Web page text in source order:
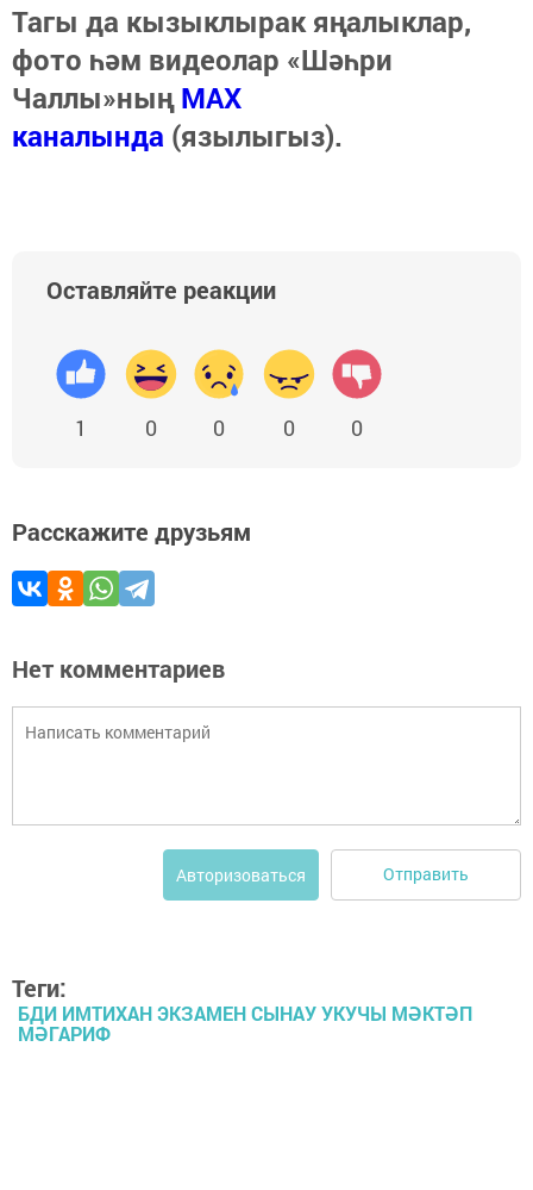
Тагы да кызыклырак яңалыклар,
фото һәм видеолар «Шәһри
Чаллы»ныңMAX
каналында (язылыгыз).
Оставляйте реакции
1 0 0 0 0
Расскажите друзьям
Нет комментариев
Авторизоваться Отправить
Теги:
БДИ ИМТИХАН ЭКЗАМЕН СЫНАУ УКУЧЫ МӘКТӘП
МӘГАРИФ